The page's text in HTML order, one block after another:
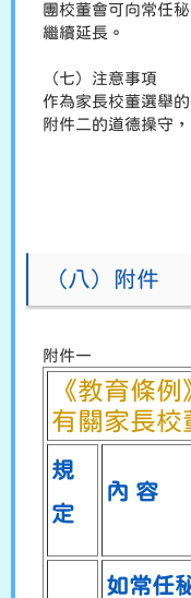
團校董會可向常任
繼續延長。
（七）注意事項
作為家長校董選舉
附件二的道德操守
（八）附件
附件一
《教育條例
有關家長校
規
定
內 容
如常任